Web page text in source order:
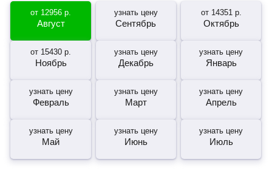
от 12956 р.
Август
узнать цену
Сентябрь
от 14351р.
Октябрь
от 15430 р.
Ноябрь
узнать цену
Декабрь
узнать цену
Январь
узнать цену
Февраль
узнать цену
Март
узнать цену
Апрель
узнать цену
Май
узнать цену
Июнь
узнать цену
Июль